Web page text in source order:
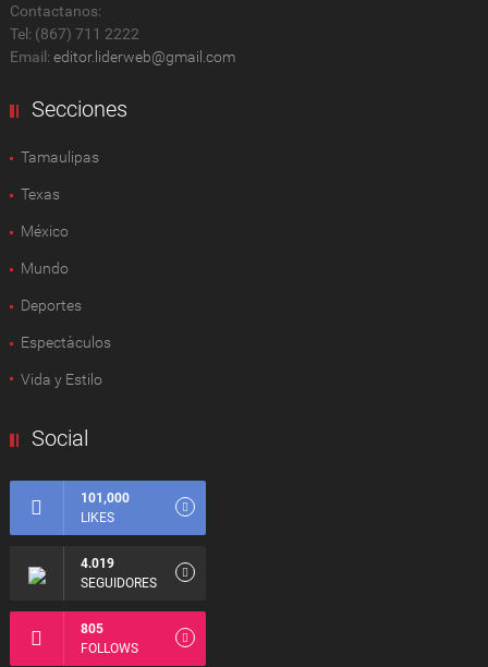
Contactanos:
Tel: (867) 711 2222
Email: editor.liderweb@gmail.com
Secciones
Tamaulipas
Texas
México
Mundo
Deportes
Espectàculos
Vida y Estilo
Social
101,000
LIKES
4.019
SEGUIDORES
805
FOLLOWS